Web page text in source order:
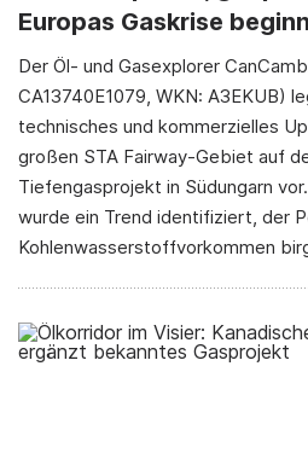
Europas Gaskrise
Der Öl- und Gasexplorer
CA13740E1079, WKN: A3EKUB)
technisches und kommerzielles
großen STA Fairway-Gebiet auf
Tiefengasprojekt in Südungarn
wurde ein Trend identifiziert, der
Kohlenwasserstoffvorkommen